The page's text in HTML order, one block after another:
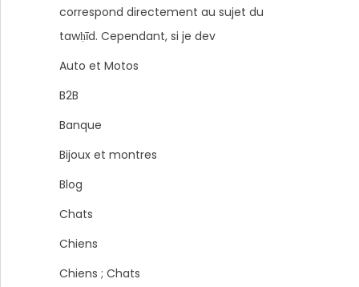
correspond directement au sujet du
tawḥīd. Cependant, si je dev
Auto et Motos
B2B
Banque
Bijoux et montres
Blog
Chats
Chiens
Chiens ; Chats